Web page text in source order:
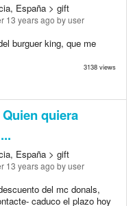
España > gift
13 years ago by user
burguer king, que me
3138 views
Quien quiera
España > gift
13 years ago by user
del mc donals,
caduco el plazo hoy